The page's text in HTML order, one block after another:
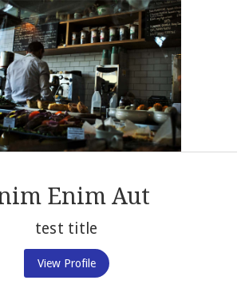
Enim Aut
test title
View Profile